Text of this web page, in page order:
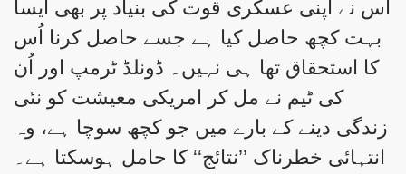
اُس نے اپنی عسکری قوت کی بنیاد پر بھی ایسا
بہت کچھ حاصل کیا ہے جسے حاصل کرنا اُس
کا استحقاق تھا ہی نہیں۔ ڈونلڈ ٹرمپ اور اُن
کی ٹیم نے مل کر امریکی معیشت کو نئی
زندگی دینے کے بارے میں جو کچھ سوچا ہے، وہ
انتہائی خطرناک ’’نتائج‘‘ کا حامل ہوسکتا ہے۔